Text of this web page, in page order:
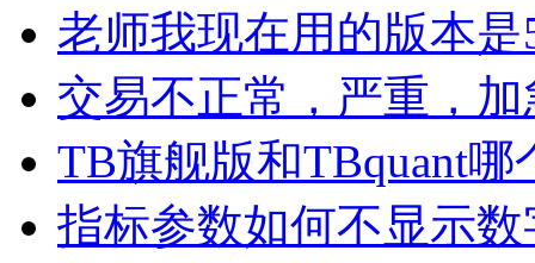
老师我现在用的版本是
交易不正常，严重，加
TB旗舰版和TBquant
指标参数如何不显示